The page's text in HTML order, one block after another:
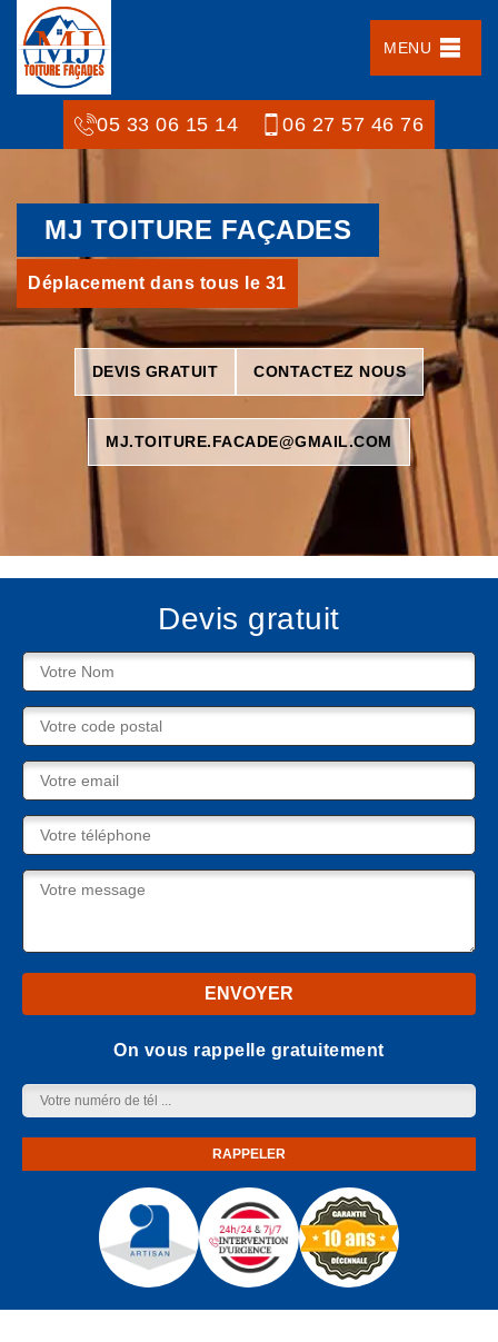
MENU
05 33 06 15 14 06 27 57 46 76
MJ TOITURE FAÇADES
Déplacement dans tous le 31
DEVIS GRATUIT CONTACTEZ NOUS
MJ.TOITURE.FACADE@GMAIL.COM
Devis gratuit
On vous rappelle gratuitement